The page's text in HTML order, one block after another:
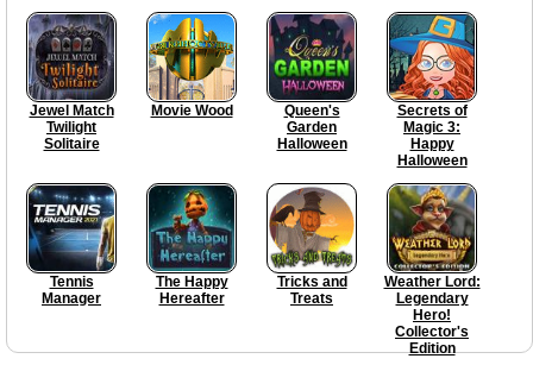
Jewel Match
Twilight
Solitaire
Movie Wood
Queen's
Garden
Halloween
Secrets of
Magic 3:
Happy
Halloween
Tennis
Manager
The Happy
Hereafter
Tricks and
Treats
Weather Lord:
Legendary
Hero!
Collector's
Edition